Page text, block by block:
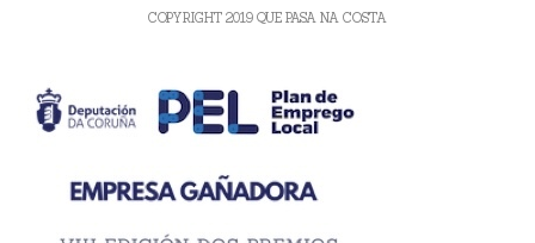
COPYRIGHT 2019 QUE PASA NA COSTA